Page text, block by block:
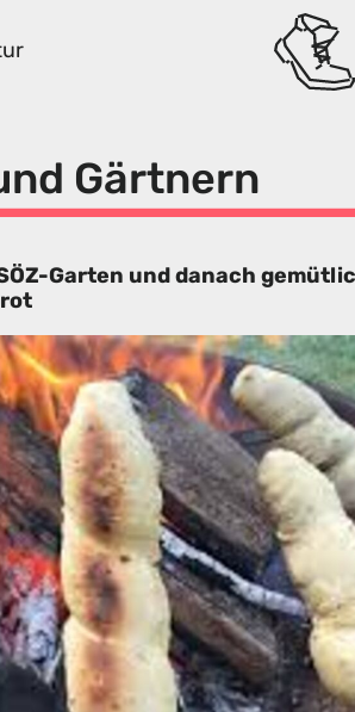
Gärtnern
Garten und danach